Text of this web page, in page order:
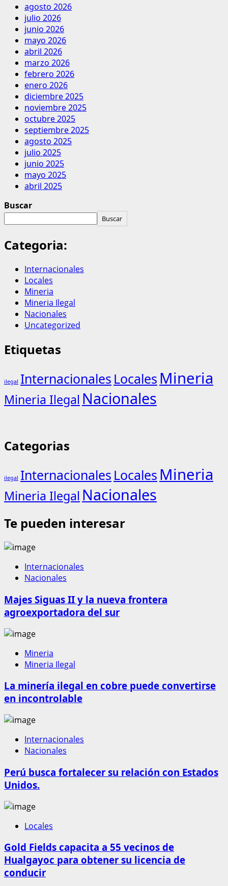
agosto 2026
julio 2026
junio 2026
mayo 2026
abril 2026
marzo 2026
febrero 2026
enero 2026
diciembre 2025
noviembre 2025
octubre 2025
septiembre 2025
agosto 2025
julio 2025
junio 2025
mayo 2025
abril 2025
Buscar
Buscar
Categoria:
Internacionales
Locales
Mineria
Mineria Ilegal
Nacionales
Uncategorized
Etiquetas
ilegal Internacionales Locales Mineria
Mineria Ilegal Nacionales
Categorias
ilegal Internacionales Locales Mineria
Mineria Ilegal Nacionales
Te pueden interesar
Internacionales
Nacionales
Majes Siguas II y la nueva frontera
agroexportadora del sur
Mineria
Mineria Ilegal
La minería ilegal en cobre puede convertirse
en incontrolable
Internacionales
Nacionales
Perú busca fortalecer su relación con Estados
Unidos.
Locales
Gold Fields capacita a 55 vecinos de
Hualgayoc para obtener su licencia de
conducir